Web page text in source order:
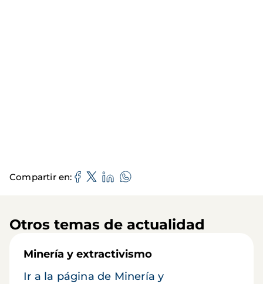
Compartir en
Otros temas de actualidad
Minería y extractivismo
Ir a la página de Minería y